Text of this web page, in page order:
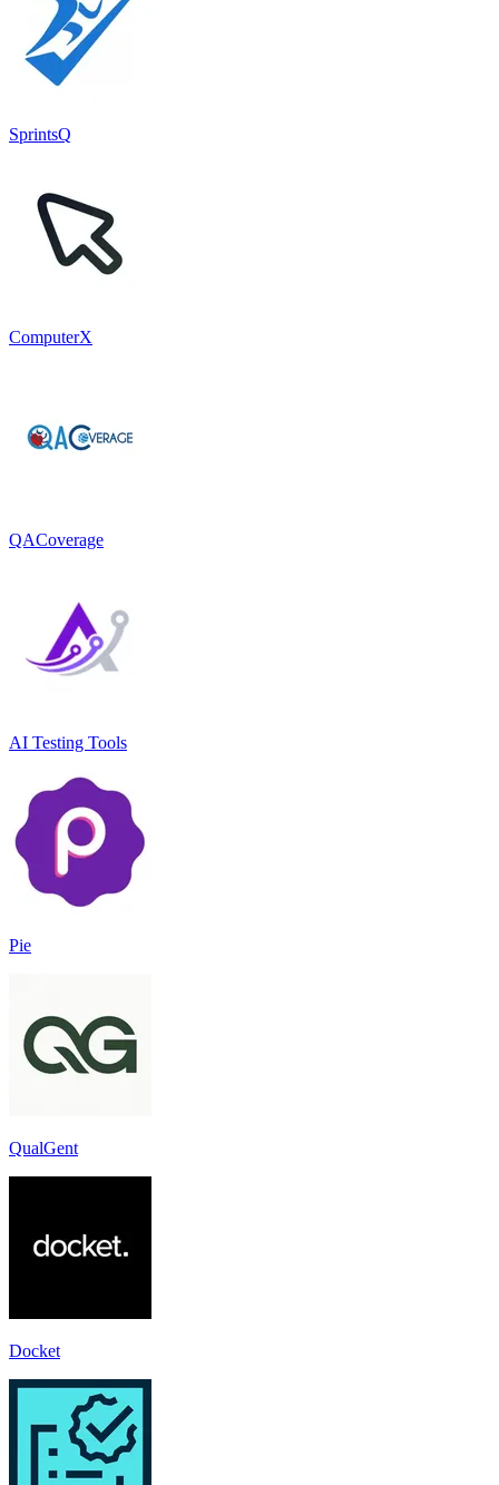
SprintsQ
ComputerX
QACoverage
AI Testing Tools
Pie
QualGent
Docket